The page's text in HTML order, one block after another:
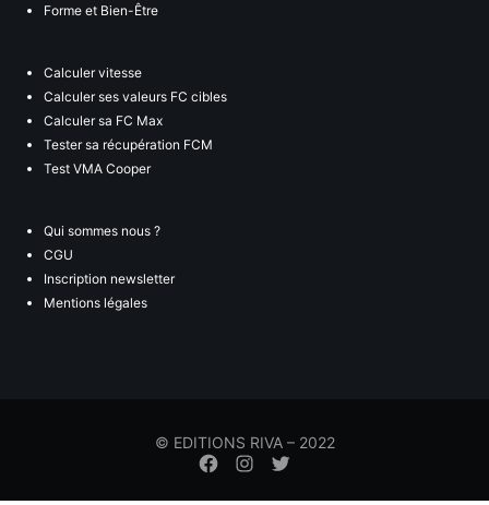
Forme et Bien-Être
Calculer vitesse
Calculer ses valeurs FC cibles
Calculer sa FC Max
Tester sa récupération FCM
Test VMA Cooper
Qui sommes nous ?
CGU
Inscription newsletter
Mentions légales
© EDITIONS RIVA – 2022
Élément
menude
de